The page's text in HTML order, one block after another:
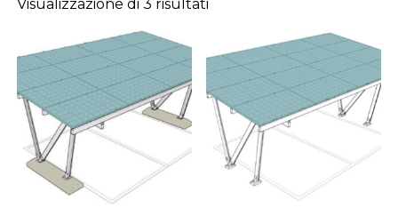
Visualizzazione di 3 risultati